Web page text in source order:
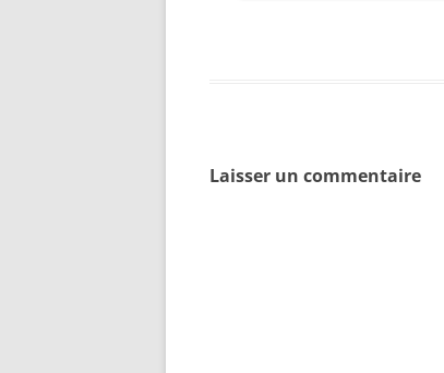
Laisser un commentaire